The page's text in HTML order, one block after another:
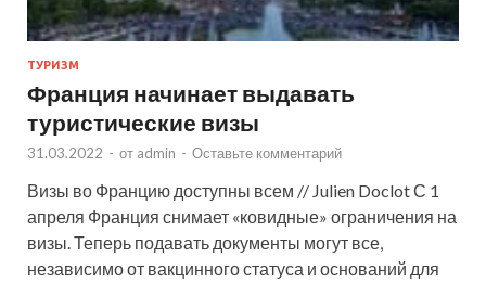
ТУРИЗМ
Франция начинает выдавать
туристические визы
31.03.2022 - от admin - Оставьте комментарий
Визы во Францию доступны всем // Julien Doclot С 1
апреля Франция снимает «ковидные» ограничения на
визы. Теперь подавать документы могут все,
независимо от вакцинного статуса и оснований для